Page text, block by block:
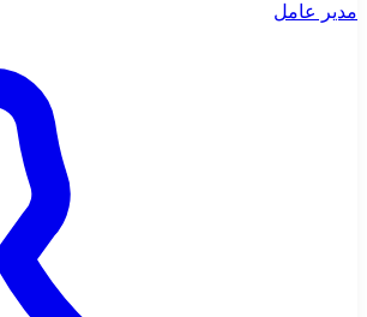
مدیر عامل